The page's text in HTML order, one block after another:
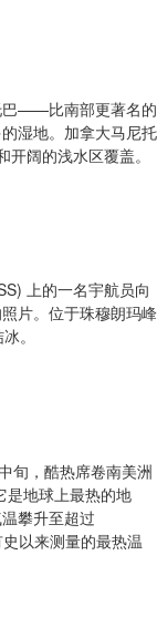
巴——比南部更著名的
湿地。加拿大马尼托
阔的浅水区覆盖。
上的一名宇航员向
片。位于珠穆朗玛峰
。
旬，酷热席卷南美洲
是地球上最热的地
攀升至超过
以来测量的最热温